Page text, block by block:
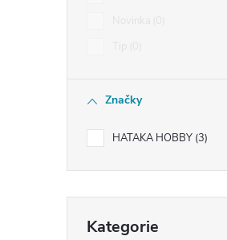
n
Značky
HATAKA HOBBY 3
kategorie
Kategorie